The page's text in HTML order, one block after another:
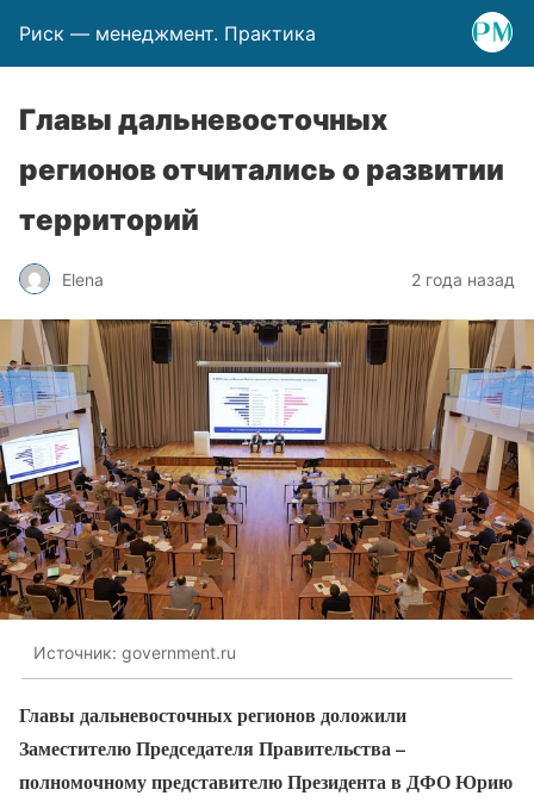
Риск — менеджмент. Практика
Главы дальневосточных
регионов отчитались о развитии
территорий
Elena 2 года назад
Источник: government.ru
Главы дальневосточных регионов доложили
Заместителю Председателя Правительства –
полномочному представителю Президента в ДФО Юрию